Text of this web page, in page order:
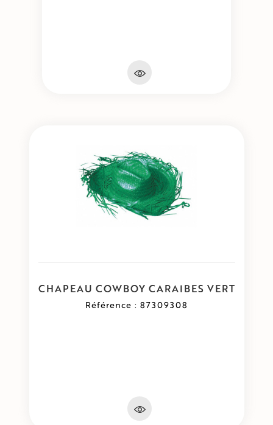
CHAPEAU COWBOY CARAIBES VERT
Référence : 87309308